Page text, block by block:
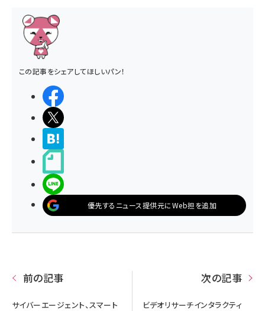
この記事をシェアしてほしいパン！
優先するニュース提供元にWeb担を追加
前の記事
サイバーエージェント、スマート
次の記事
ビデオリサーチインタラクティ